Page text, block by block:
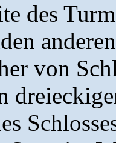
des
von